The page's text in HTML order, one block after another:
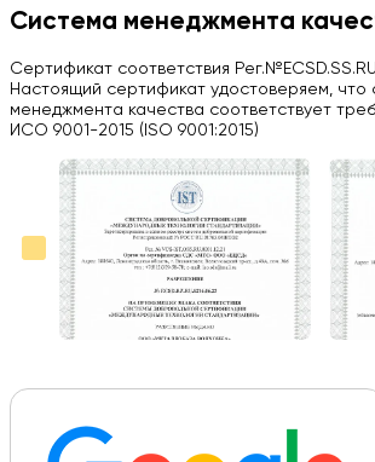
H
03.09.2024
Вся работа выполнена в срок. Всем
Больше отзывов на Google Maps
Система менеджмента
Сертификат соответствия
Настоящий сертификат удостоверяем, что
менеджмента качества соответствует
ИСО 9001-2015 (ISO 9001:2015)